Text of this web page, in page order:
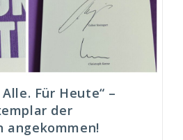
Für Heute“ –
der
angekommen!